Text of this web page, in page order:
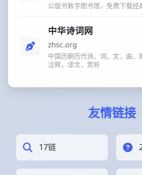
公版书数字图书馆，免费下载经
中华诗词网
zhsc.org
中国历朝历代诗、词、文、曲、
注释，译文，赏析
友情链接
17链